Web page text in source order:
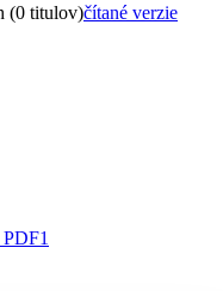
(0 titulov)čítané verzie
PDF1